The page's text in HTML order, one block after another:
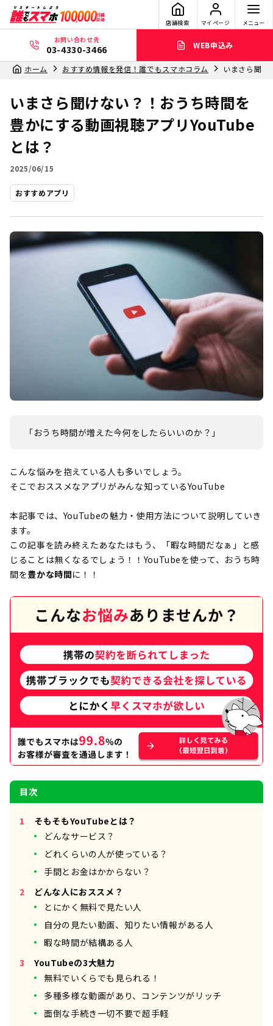
店舗検索 マイページ メニュー
お問い合わせ先
03-4330-3466 WEB申込み
ホーム おすすめ情報を発信！誰でもスマホコラム いまさら聞
いまさら聞けない？！おうち時間を
豊かにする動画視聴アプリYouTube
とは？
2025/06/15
おすすめアプリ
「おうち時間が増えた今何をしたらいいのか？」
こんな悩みを抱えている人も多いでしょう。
そこでおススメなアプリがみんな知っているYouTube
本記事では、YouTubeの魅力・使用方法について説明していき
ます。
この記事を読み終えたあなたはもう、「暇な時間だなぁ」と感
じることは無くなるでしょう！！YouTubeを使って、おうち時
間を豊かな時間に！！
目次
そもそもYouTubeとは？
どんなサービス？
どれくらいの人が使っている？
手間とお金はかからない？
どんな人におススメ？
とにかく無料で見たい人
自分の見たい動画、知りたい情報がある人
暇な時間が結構ある人
YouTubeの3大魅力
無料でいくらでも見られる！
多種多様な動画があり、コンテンツがリッチ
面倒な手続き一切不要で超手軽